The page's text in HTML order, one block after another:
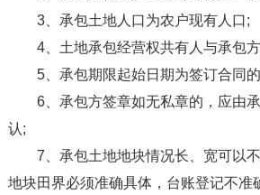
3、承包土地人口为农户现有人口;
4、土地承包经营权共有人与承包
5、承包期限起始日期为签订合同
6、承包方签章如无私章的，应由
认;
7、承包土地地块情况长、宽可以
地块田界必须准确具体，台账登记不准